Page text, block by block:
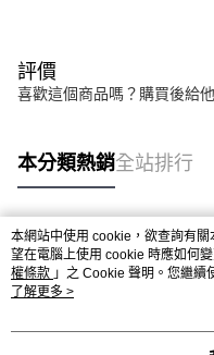
評價
喜歡這個商品嗎？購買後給
本分類熱銷全站排行
熱門標籤
本網站中使用 cookie，欲查詢有
望在電腦上使用 cookie 時應如何
權條款 」之 Cookie 聲明。您繼續
用條款之 Cookie 聲明使用 cookie。
了解更多 >